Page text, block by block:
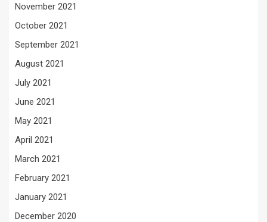
November 2021
October 2021
September 2021
August 2021
July 2021
June 2021
May 2021
April 2021
March 2021
February 2021
January 2021
December 2020